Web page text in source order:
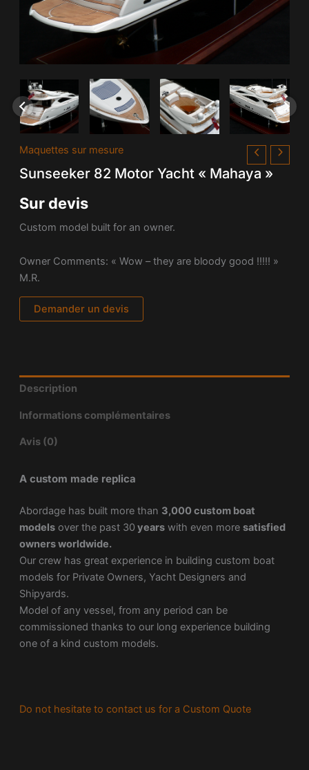
Maquettes sur mesure
Sunseeker 82 Motor Yacht « Mahaya »
Sur devis
Custom model built for an owner.
Owner Comments: « Wow – they are bloody good !!!!! »
M.R.
Demander un devis
Description
Informations complémentaires
Avis (0)
A custom made replica
Abordage has built more than 3,000 custom boat
modelsover the past 30 yearswith even more satisfied
owners worldwide.
Our crew has great experience in building custom boat
models for Private Owners, Yacht Designers and
Shipyards.
Model of any vessel, from any period can be
commissioned thanks to our long experience building
one of a kind custom models.
Do not hesitate to contact us for a Custom Quote